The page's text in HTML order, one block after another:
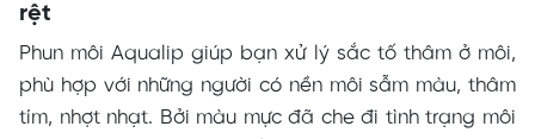
rệt
Phun môi Aqualip giúp bạn xử lý sắc tố thâm ở môi,
phù hợp với những người có nền môi sẫm màu, thâm
tím, nhợt nhạt. Bởi màu mực đã che đi tình trạng môi